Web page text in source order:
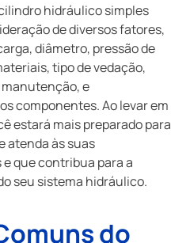
hidráulico simples
de diversos fatores,
diâmetro, pressão de
tipo de vedação,
e
componentes. Ao levar em
estará mais preparado para
atenda às suas
que contribua para a
seu sistema hidráulico.
do